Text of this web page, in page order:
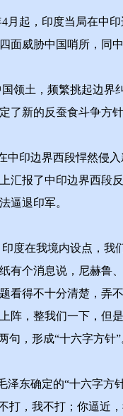
起，印度当局在中印
面威胁中国哨所，同
土，频繁挑起边界纠
了新的反蚕食斗争方针
边界西段悍然侵入
汇报了中印边界西段
逼退印军。
在我境内设点，我们
有个消息说，尼赫鲁
看得不十分清楚，弄
阵，整我们一下，但
句，形成“十六字方针”
确定的“十六字方针
打，我不打；你逼近